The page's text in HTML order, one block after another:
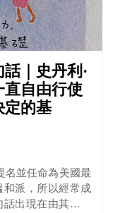
｜史丹利·
直自由行使
定的基
名並任命為美國最
和派，所以經常成
出現在由其主筆